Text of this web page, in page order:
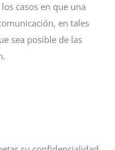
casos en que una
en tales
sea posible de las